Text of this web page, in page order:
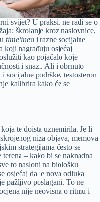
svijet? U praksi, ne radi se o
škrolanje kroz naslovnice,
timelineu i razne socijalne
koji nagrađuju osjećaj
kao pojačalo koje
i snazi. Ali i obrnuto
socijalne podrške, testosteron
kalibrira kako će se
te doista uznemirila. Je li
niza objava, memova
strategijama često se
– kako bi se naknadna
to nasloni na biološku
osjećaj da je nova odluka
pažljivo poslagani. To ne
nije neovisna o ritmu i